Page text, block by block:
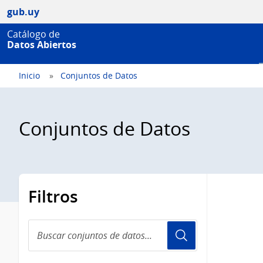
gub.uy
Catálogo de
Datos Abiertos
Inicio Conjuntos de Datos
Conjuntos de Datos
Filtros
conjuntos
de